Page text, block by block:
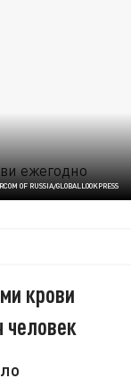
OF RUSSIA/GLOBALLOOKPRESS
крови
человек